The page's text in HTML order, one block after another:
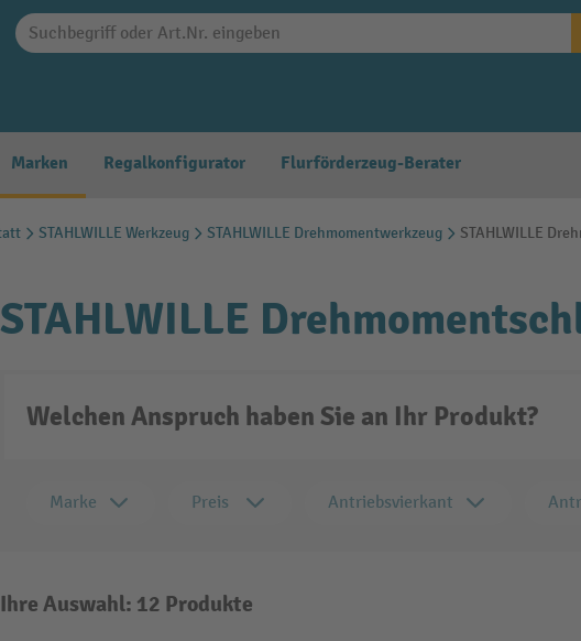
Marken Regalkonfigurator Flurförderzeug-Berater
STAHLWILLE Werkzeug STAHLWILLE Drehmomentwerkzeug STAHLWILLE
STAHLWILLE
Welchen Anspruch haben Sie an Ihr Produkt?
Marke Preis Antriebsvierkant
Ihre Auswahl: 12 Produkte